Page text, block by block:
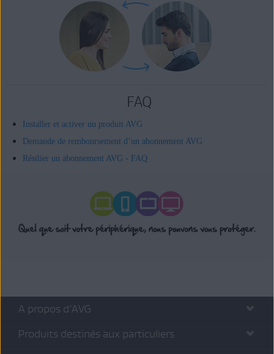
FAQ
Installer et activer un produit AVG
Demande de remboursement d’un abonnement AVG
Résilier un abonnement AVG - FAQ
A propos d’AVG
Produits destinés aux particuliers